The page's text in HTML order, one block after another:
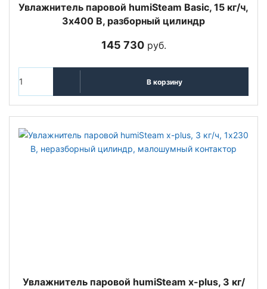
Увлажнитель паровой humiSteam Basic, 15 кг/ч,
3х400 В, разборный цилиндр
145 730руб.
В корзину
Увлажнитель паровой humiSteam x-plus, 3 кг/